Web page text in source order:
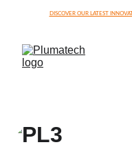
DISCOVER OUR LATEST